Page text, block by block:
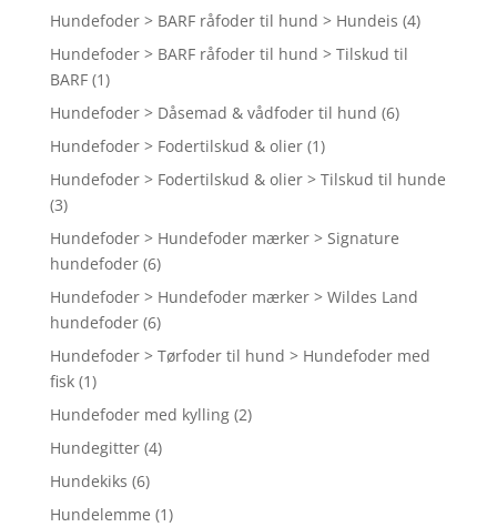
Hundefoder > BARF råfoder til hund > Hundeis (4)
Hundefoder > BARF råfoder til hund > Tilskud til
BARF (1)
Hundefoder > Dåsemad & vådfoder til hund (6)
Hundefoder > Fodertilskud & olier (1)
Hundefoder > Fodertilskud & olier > Tilskud til hunde
(3)
Hundefoder > Hundefoder mærker > Signature
hundefoder (6)
Hundefoder > Hundefoder mærker > Wildes Land
hundefoder (6)
Hundefoder > Tørfoder til hund > Hundefoder med
fisk (1)
Hundefoder med kylling (2)
Hundegitter (4)
Hundekiks (6)
Hundelemme (1)